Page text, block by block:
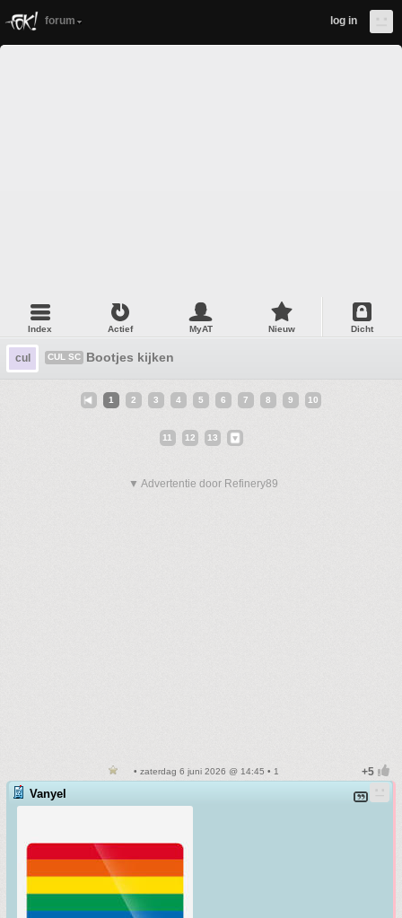
forum log in
Index Actief MyAT Nieuw Dicht
cul CUL SC Bootjes kijken
1 2 3 4 5 6 7 8 9 10
11 12 13
▼ Advertentie door Refinery89
• zaterdag 6 juni 2026 @ 14:45 • 1
Vanyel